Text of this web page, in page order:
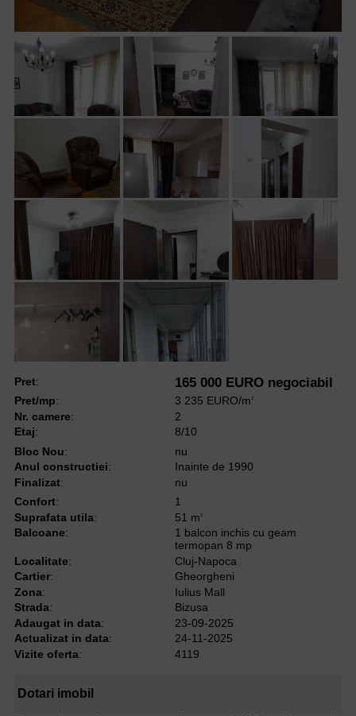
Pret: 165 000 EURO negociabil
Pret/mp: 3 235 EURO/m2
Nr. camere:
2
Etaj:
8/10
Bloc Nou:
nu
Anul constructiei:
Inainte de 1990
Finalizat:
nu
Confort:
1
Suprafata utila: 51 m2
Balcoane:
1 balcon inchis cu geam
termopan 8 mp
Localitate:
Cluj-Napoca
Cartier:
Gheorgheni
Zona:
Iulius Mall
Strada:
Bizusa
Adaugat in data:
23-09-2025
Actualizat in data:
24-11-2025
Vizite oferta: 4119
Dotari imobil